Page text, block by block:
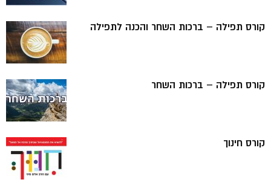
קורס תפילה – ברכות השחר והכנה לתפילה
קורס תפילה – ברכות השחר
קורס חינוך